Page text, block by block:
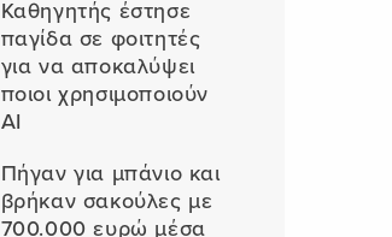
Καθηγητής έστησε
παγίδα σε φοιτητές
για να αποκαλύψει
ποιοι χρησιμοποιούν
AI
Πήγαν για μπάνιο και
βρήκαν σακούλες με
700.000 ευρώ μέσα